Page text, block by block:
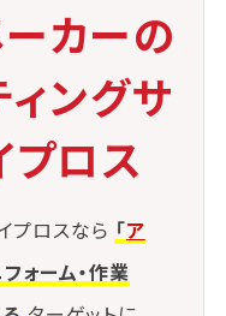
する保護が弱い
管理
カーの
ングサ
プロス
プロスなら 「ア
ォーム・作業